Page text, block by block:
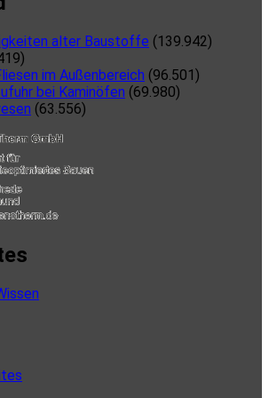
alter Baustoffe (139.942)
im Außenbereich (96.501)
bei Kaminöfen (69.980)
(63.556)